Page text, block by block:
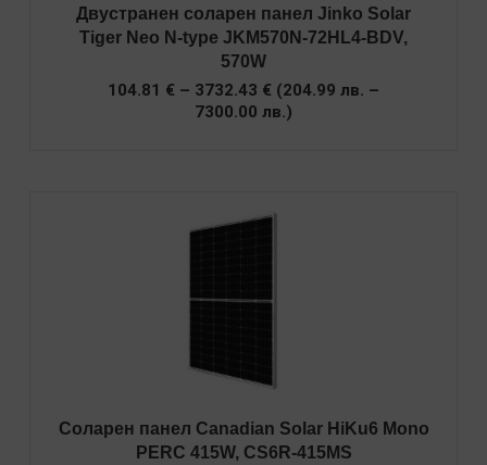
Двустранен соларен панел Jinko Solar
Tiger Neo N-type JKM570N-72HL4-BDV,
570W
104.81 € – 3732.43 € Price
range:
(204.99 лв. –
7300.00 лв.)
Соларен панел Canadian Solar HiKu6 Mono
PERC 415W, CS6R-415MS